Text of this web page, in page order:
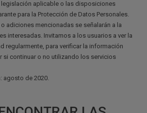
aplicable o las disposiciones
para la Protección de Datos Personales.
adiciones mencionadas se señalarán a la
interesadas. Invitamos a los usuarios a ver la
regularmente, para verificar la información
si continuar o no utilizando los servicios
agosto de 2020.